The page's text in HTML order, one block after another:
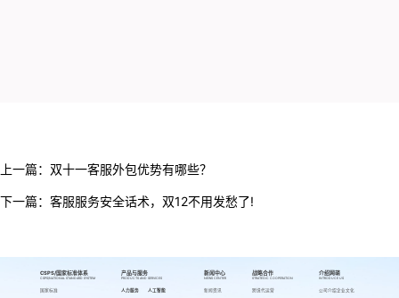
上一篇： 双十一客服外包优势有哪些？
下一篇： 客服服务安全话术，双12不用发愁了!
CSPS/国家标准体系
CSPS/NATIONAL STANDARD SYSTEM
国家标准
产品与服务
PRODUCTS AND SERVICES
人力服务 人工智能
新闻中心
NEWS CENTER
新闻资讯
战略合作
STRATEGIC COOPERATION
跨境代运营
介绍网萌
INTRODUCE US
公司介绍企业文化